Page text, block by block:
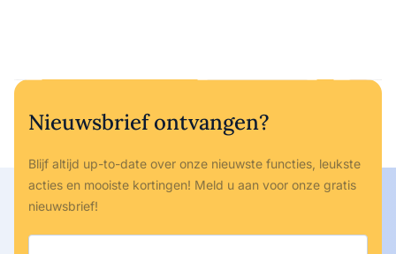
Nieuwsbrief ontvangen?
Blijf altijd up-to-date over onze nieuwste functies, leukste
acties en mooiste kortingen! Meld u aan voor onze gratis
nieuwsbrief!